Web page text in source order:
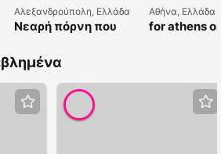
Αλεξανδρούπολη, Ελλάδα
Νεαρή πόρνη που
Αθήνα, Ελλάδα
for athens